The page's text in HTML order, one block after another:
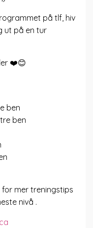
på tlf, hiv
ut på en tur
❤️😊
ben
ben
mer treningstips
nivå .